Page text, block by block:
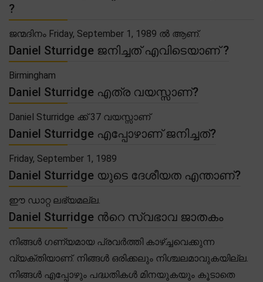
?
ജന്മദിനം Friday, September 1, 1989 ൽ ആണ്.
Daniel Sturridge ജനിച്ചത് എവിടെയാണ് ?
Birmingham
Daniel Sturridge എത്ര വയസ്സാണ്?
Daniel Sturridge ക്ക് 37 വയസ്സാണ്
Daniel Sturridge എപ്പോഴാണ് ജനിച്ചത്?
Friday, September 1, 1989
Daniel Sturridge യുടെ ദേശീയത എന്താണ്?
ഈ ഡാറ്റ ലഭ്യമല്ല.
Daniel Sturridge ൻറെ സ്വഭാവ ജാതകം
നിങ്ങൾ ഗണ്യമായ പ്രവർത്തി കാഴ്ച്ചവെക്കുന്ന
വ്യക്തിയാണ്. നിങ്ങൾ ഒരിക്കലും നിശ്ചലമാവുകയില്ല.
നിങ്ങൾ എപ്പോഴും പദ്ധതികൾ മിനയുകയും കൂടാതെ